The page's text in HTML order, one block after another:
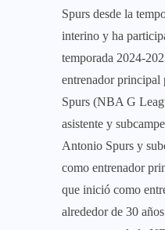
Spurs desde la
interino y ha
temporada 2024-
entrenador principal
Spurs (NBA G
asistente y
Antonio Spurs y
como entrenador
que inició como
alrededor de 30